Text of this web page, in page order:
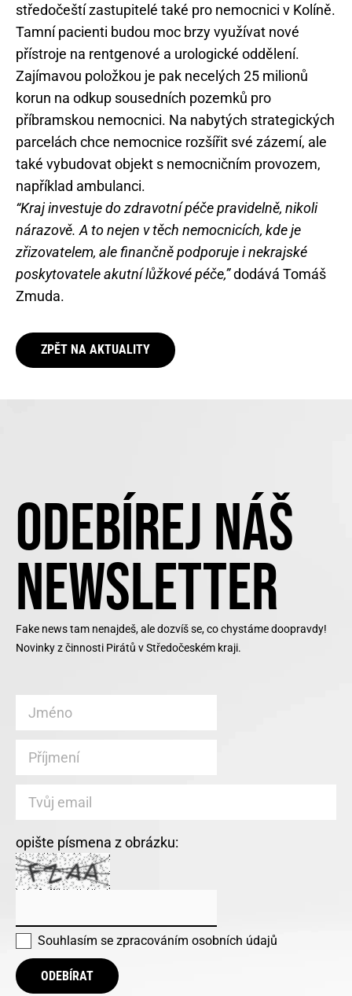
středočeští zastupitelé také pro nemocnici v Kolíně.
Tamní pacienti budou moc brzy využívat nové
přístroje na rentgenové a urologické oddělení.
Zajímavou položkou je pak necelých 25 milionů
korun na odkup sousedních pozemků pro
příbramskou nemocnici. Na nabytých strategických
parcelách chce nemocnice rozšířit své zázemí, ale
také vybudovat objekt s nemocničním provozem,
například ambulanci.
“Kraj investuje do zdravotní péče pravidelně, nikoli
nárazově. A to nejen v těch nemocnicích, kde je
zřizovatelem, ale finančně podporuje i nekrajské
poskytovatele akutní lůžkové péče,”dodává Tomáš
Zmuda.
ZPĚT NA AKTUALITY
ODEBÍREJ NÁŠ
NEWSLETTER
Fake news tam nenajdeš, ale dozvíš se, co chystáme doopravdy!
Novinky z činnosti Pirátů v Středočeském kraji.
opište písmena z obrázku:
Souhlasím se zpracováním osobních údajů
ODEBÍRAT